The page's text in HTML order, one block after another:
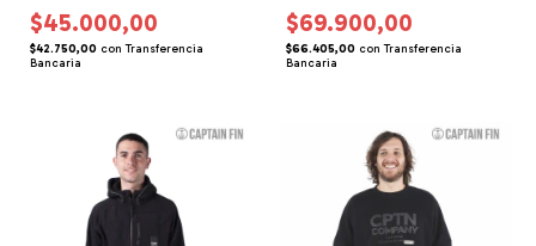
$45.000,00
$42.750,00 con Transferencia
Bancaria
$69.900,00
$66.405,00 con Transferencia
Bancaria